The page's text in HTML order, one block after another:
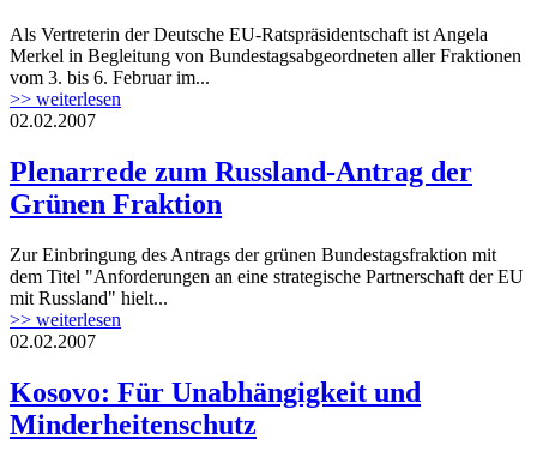
Als Vertreterin der Deutsche EU-Ratspräsidentschaft ist Angela
Merkel in Begleitung von Bundestagsabgeordneten aller Fraktionen
vom 3. bis 6. Februar im...
>> weiterlesen
02.02.2007
Plenarrede zum Russland-Antrag der
Grünen Fraktion
Zur Einbringung des Antrags der grünen Bundestagsfraktion mit
dem Titel "Anforderungen an eine strategische Partnerschaft der EU
mit Russland" hielt...
>> weiterlesen
02.02.2007
Kosovo: Für Unabhängigkeit und
Minderheitenschutz